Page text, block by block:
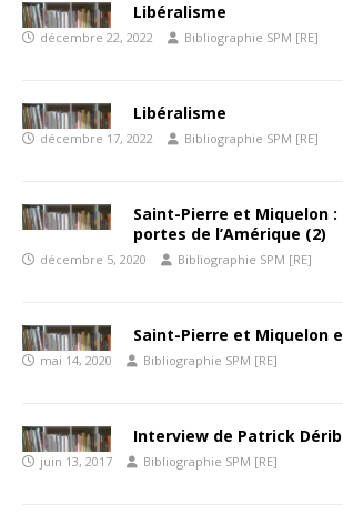
Libéralisme
décembre 22, 2022 Bibliographie SPM [RE]
Libéralisme
décembre 17, 2022 Bibliographie SPM [RE]
Saint-Pierre et Miquelon :
portes de l’Amérique (2)
décembre 5, 2020 Bibliographie SPM [RE]
Saint-Pierre et Miquelon
mai 14, 2020 Bibliographie SPM [RE]
Interview de Patrick
juin 13, 2017 Bibliographie SPM [RE]